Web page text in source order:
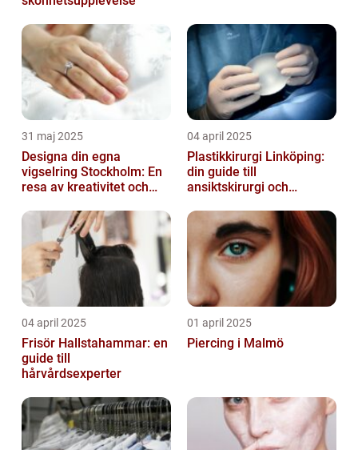
31 maj 2025
Designa din egna
vigselring Stockholm: En
resa av kreativitet och
04 april 2025
Plastikkirurgi Linköping:
din guide till
ansiktskirurgi och
04 april 2025
Frisör Hallstahammar: en
guide till
hårvårdsexperter
01 april 2025
Piercing i Malmö